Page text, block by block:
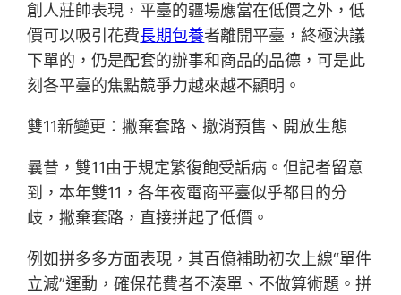
創人莊帥表現，平臺的疆場應當在低價之外，低
價可以吸引花費長期包養者離開平臺，終極決議
下單的，仍是配套的辦事和商品的品德，可是此
刻各平臺的焦點競爭力越來越不顯明。
雙11新變更：撇棄套路、撤消預售、開放生態
曩昔，雙11由于規定繁復飽受詬病。但記者留意
到，本年雙11，各年夜電商平臺似乎都目的分
歧，撇棄套路，直接拼起了低價。
例如拼多多方面表現，其百億補助初次上線“單件
立減”運動，確保花費者不湊單、不做算術題。拼